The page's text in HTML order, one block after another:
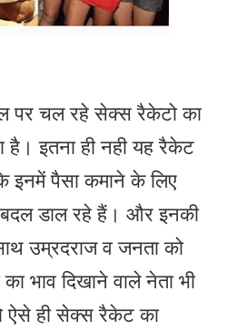
पर चल रहे सेक्स रैकेटो का
है। इतना ही नही यह रैकेट
इनमें पैसा कमाने के लिए
डाल रहे हैं। और इनकी
उम्रदराज व जनता को
भाव दिखाने वाले नेता भी
ऐसे ही सेक्स रैकेट का